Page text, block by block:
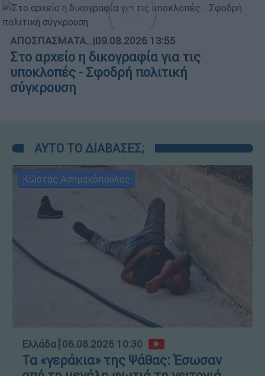
ΑΠΟΣΠΑΣΜΑΤΑ...|09.08.2026 13:55
Στο αρχείο η δικογραφία για τις
υποκλοπές - Σφοδρή πολιτική
σύγκρουση
ΑΥΤΟ ΤΟ ΔΙΑΒΑΣΕΣ;
Κώστας Ασημακόπουλος
Ελλάδα┋06.08.2026 10:30
Τα «γεράκια» της Ψάθας: Έσωσαν